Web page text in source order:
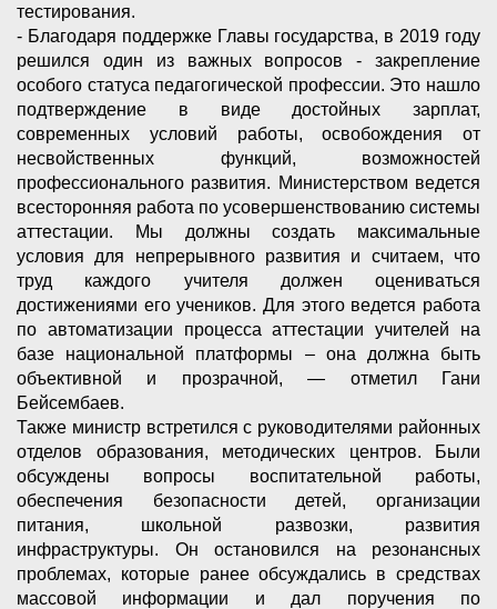
тестирования.
- Благодаря поддержке Главы государства, в 2019 году
решился один из важных вопросов - закрепление
особого статуса педагогической профессии. Это нашло
подтверждение в виде достойных зарплат,
современных условий работы, освобождения от
несвойственных функций, возможностей
профессионального развития. Министерством ведется
всесторонняя работа по усовершенствованию системы
аттестации. Мы должны создать максимальные
условия для непрерывного развития и считаем, что
труд каждого учителя должен оцениваться
достижениями его учеников. Для этого ведется работа
по автоматизации процесса аттестации учителей на
базе национальной платформы – она должна быть
объективной и прозрачной, — отметил Гани
Бейсембаев.
Также министр встретился с руководителями районных
отделов образования, методических центров. Были
обсуждены вопросы воспитательной работы,
обеспечения безопасности детей, организации
питания, школьной развозки, развития
инфраструктуры. Он остановился на резонансных
проблемах, которые ранее обсуждались в средствах
массовой информации и дал поручения по